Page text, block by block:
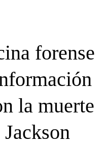
forense
la muerte